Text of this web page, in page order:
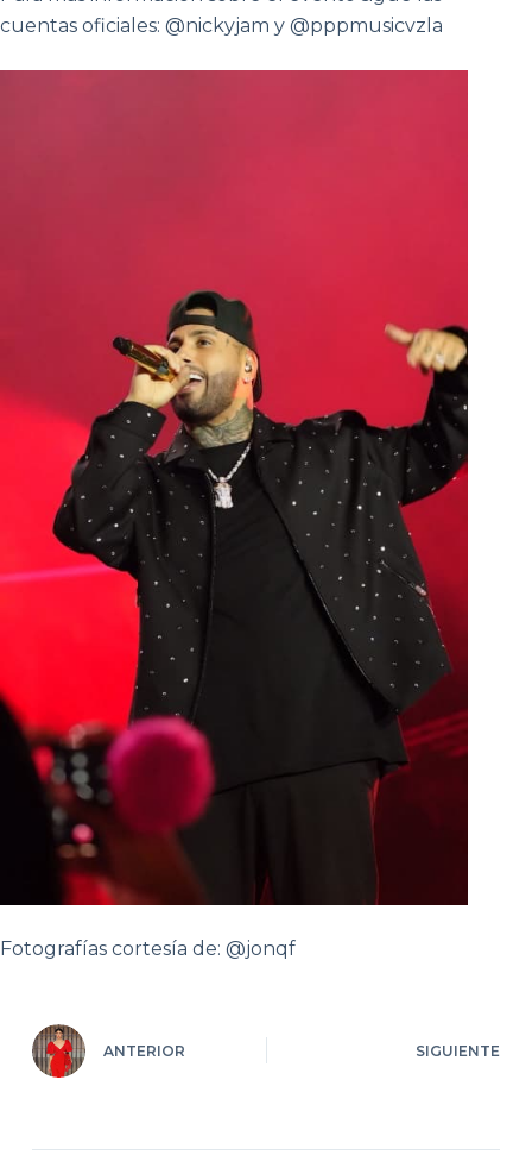
cuentas oficiales: @nickyjam y @pppmusicvzla
Fotografías cortesía de: @jonqf
ANTERIOR SIGUIENTE